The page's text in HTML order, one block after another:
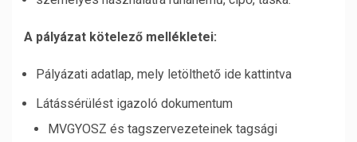
A pályázat kötelező mellékletei:
Pályázati adatlap, mely letölthető ide kattintva
Látássérülést igazoló dokumentum
MVGYOSZ és tagszervezeteinek tagsági